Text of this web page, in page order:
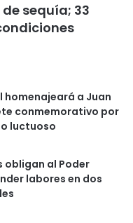
sequía; 33
homenajeará a Juan
conmemorativo por
luctuoso
obligan al Poder
labores en dos